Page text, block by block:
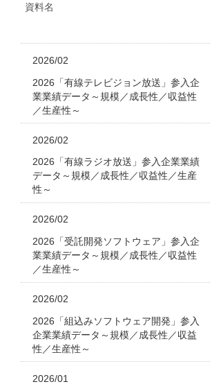
資料名
2026/02
2026「有線テレビジョン放送」参入企
業業績データ～規模／成長性／収益性
／生産性～
2026/02
2026「有線ラジオ放送」参入企業業績
データ～規模／成長性／収益性／生産
性～
2026/02
2026「受託開発ソフトウェア」参入企
業業績データ～規模／成長性／収益性
／生産性～
2026/02
2026「組込みソフトウェア開発」参入
企業業績データ～規模／成長性／収益
性／生産性～
2026/01